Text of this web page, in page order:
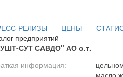
РЕЛИЗЫ ЦЕНЫ
предприятий
СУТ САВДО" АО о.т.
информация: